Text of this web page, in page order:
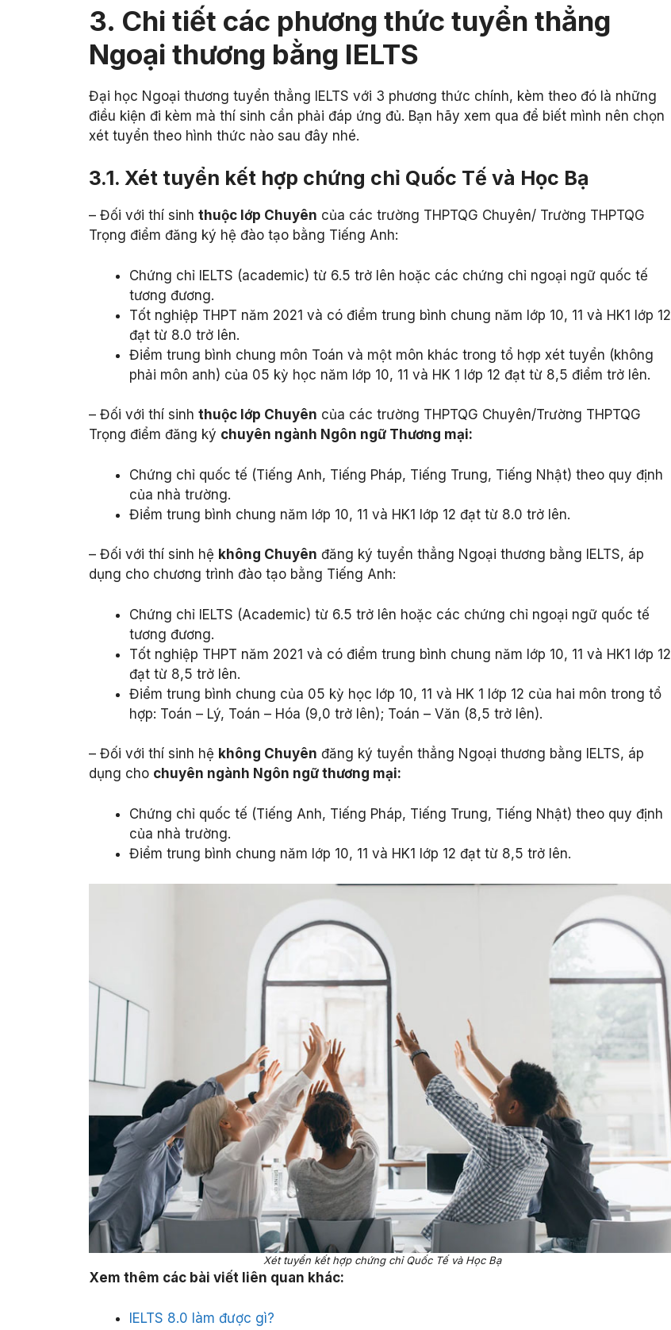
3. Chi tiết các phương thức tuyển thẳng
Ngoại thương bằng IELTS
Đại học Ngoại thương tuyển thẳng IELTS với 3 phương thức chính, kèm theo đó là những
điều kiện đi kèm mà thí sinh cần phải đáp ứng đủ. Bạn hãy xem qua để biết mình nên chọn
xét tuyển theo hình thức nào sau đây nhé.
3.1. Xét tuyển kết hợp chứng chỉ Quốc Tế và Học Bạ
– Đối với thí sinh thuộc lớp Chuyên của các trường THPTQG Chuyên/ Trường THPTQG
Trọng điểm đăng ký hệ đào tạo bằng Tiếng Anh:
Chứng chỉ IELTS (academic) từ 6.5 trở lên hoặc các chứng chỉ ngoại ngữ quốc tế
tương đương.
Tốt nghiệp THPT năm 2021 và có điểm trung bình chung năm lớp 10, 11 và HK1 lớp 12
đạt từ 8.0 trở lên.
Điểm trung bình chung môn Toán và một môn khác trong tổ hợp xét tuyển (không
phải môn anh) của 05 kỳ học năm lớp 10, 11 và HK 1 lớp 12 đạt từ 8,5 điểm trở lên.
– Đối với thí sinh thuộc lớp Chuyên của các trường THPTQG Chuyên/Trường THPTQG
Trọng điểm đăng ký chuyên ngành Ngôn ngữ Thương mại:
Chứng chỉ quốc tế (Tiếng Anh, Tiếng Pháp, Tiếng Trung, Tiếng Nhật) theo quy định
của nhà trường.
Điểm trung bình chung năm lớp 10, 11 và HK1 lớp 12 đạt từ 8.0 trở lên.
– Đối với thí sinh hệ không Chuyên đăng ký tuyển thẳng Ngoại thương bằng IELTS, áp
dụng cho chương trình đào tạo bằng Tiếng Anh:
Chứng chỉ IELTS (Academic) từ 6.5 trở lên hoặc các chứng chỉ ngoại ngữ quốc tế
tương đương.
Tốt nghiệp THPT năm 2021 và có điểm trung bình chung năm lớp 10, 11 và HK1 lớp 12
đạt từ 8,5 trở lên.
Điểm trung bình chung của 05 kỳ học lớp 10, 11 và HK 1 lớp 12 của hai môn trong tổ
hợp: Toán – Lý, Toán – Hóa (9,0 trở lên); Toán – Văn (8,5 trở lên).
– Đối với thí sinh hệ không Chuyên đăng ký tuyển thẳng Ngoại thương bằng IELTS, áp
dụng cho chuyên ngành Ngôn ngữ thương mại:
Chứng chỉ quốc tế (Tiếng Anh, Tiếng Pháp, Tiếng Trung, Tiếng Nhật) theo quy định
của nhà trường.
Điểm trung bình chung năm lớp 10, 11 và HK1 lớp 12 đạt từ 8,5 trở lên.
Xét tuyển kết hợp chứng chỉ Quốc Tế và Học Bạ
Xem thêm các bài viết liên quan khác:
IELTS 8.0 làm được gì?